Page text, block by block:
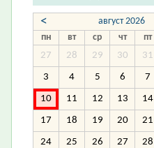
< август 2026
пн вт ср чт пт
27
28 29 30 31
3 4 5 6 7
10 11 12 13 14
17 18 19 20 21
24 25 26 27 28